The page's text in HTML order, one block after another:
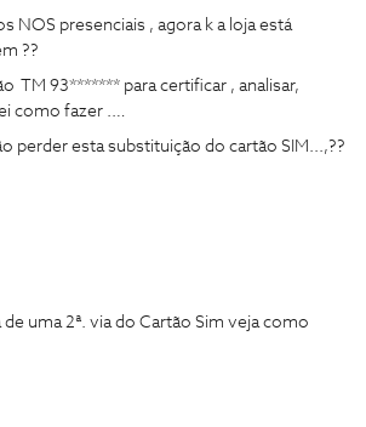
NOS presenciais , agora k a loja está
??
TM 93******* para certificar , analisar,
como fazer .…
perder esta substituição do cartão SIM...,??
uma 2ª. via do Cartão Sim veja como